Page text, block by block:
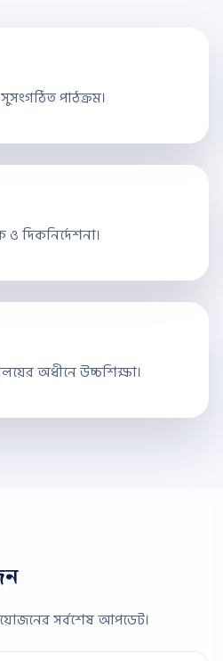
পাঠক্রম।
দিকনির্দেশনা।
অধীনে উচ্চশিক্ষা।
সর্বশেষ আপডেট।